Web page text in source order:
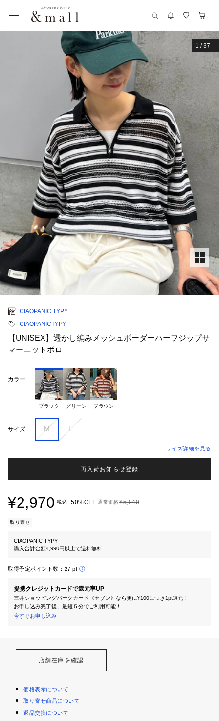
1 /37
CIAOPANIC TYPY
CIAOPANICTYPY
【UNISEX】透かし編みメッシュボーダーハーフジップサ
マーニットポロ
カラー
ブラック グリーン ブラウン
サイズ M L
サイズ詳細を見る
再入荷お知らせ登録
¥2,970 税込 50%OFF 通常価格¥5,940
取り寄せ
CIAOPANIC TYPY
購入合計金額4,990円以上で送料無料
取得予定ポイント数： 27 pt
提携クレジットカードで還元率UP
三井ショッピングパークカード《セゾン》なら更に¥100につき1pt還元！
お申し込み完了後、最短５分でご利用可能！
今すぐお申し込み
店舗在庫を確認
価格表示について
取り寄せ商品について
返品交換について